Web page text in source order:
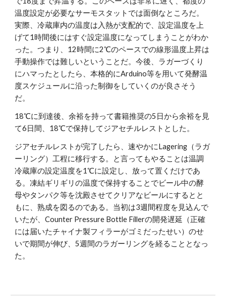
温度設定が必要なサーモスタットでは面倒なところだ。
実際、冷蔵庫内の温度は入熱が支配的で、設定温度を上
げて1時間後にはすぐ設定温度になってしまうことがわか
った。つまり、12時間に2℃のペースでの線形温度上昇は
手動操作では難しいということだ。今後、ラガーづくり
にハマったとしたら、本格的にArduino等を用いて発酵温
度スケジュールに沿った制御をしていくのが良さそう
だ。
18℃に到達後、余裕を持って書籍推奨の5日から余裕を見
て6日間、18℃で保持してジアセチルレストとした。
ジアセチルレストが完了したら、速やかにLagering（ラガ
ーリング）工程に移行する。と言ってもやることは温調
冷蔵庫の設定温度を1℃に設定し、放って置くだけであ
る。凍結ギリギリの温度で保持することでビール中の酵
母やタンパク等を沈殿させてクリアなビールにするとと
もに、熟成を図るのである。当初は3週間程度を見込んで
いたが、Counter Pressure Bottle Fillerの開発遅延（正確
には届いたチャイナ製フィラーがゴミだったせい）のせ
いで期間が伸び、5週間のラガーリングを経ることとなっ
た。